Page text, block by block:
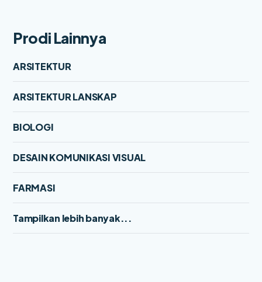
Prodi Lainnya
ARSITEKTUR
ARSITEKTUR LANSKAP
BIOLOGI
DESAIN KOMUNIKASI VISUAL
FARMASI
Tampilkan lebih banyak...